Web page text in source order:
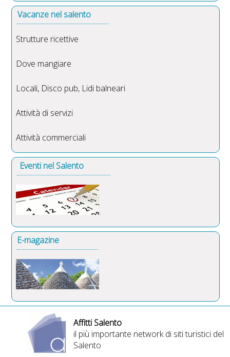
Vacanze nel salento
Strutture ricettive
Dove mangiare
Locali, Disco pub, Lidi balneari
Attività di servizi
Attività commerciali
Eventi nel Salento
E-magazine
Affitti Salento
il più importante network di siti turistici del
Salento